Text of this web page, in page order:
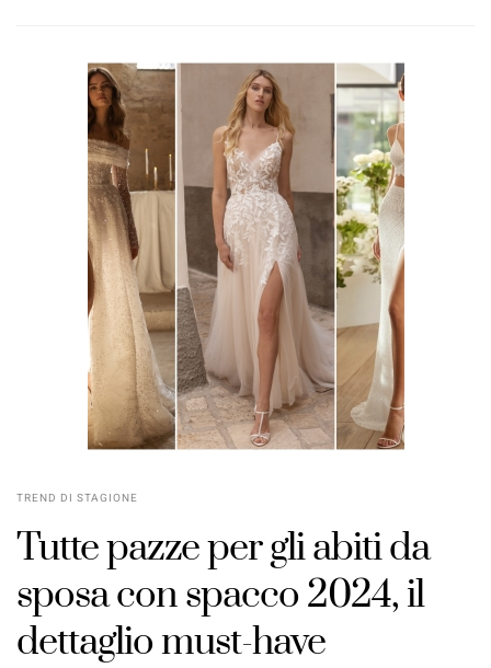
TREND DI STAGIONE
Tutte pazze per gli abiti da
sposa con spacco 2024, il
dettaglio must-have